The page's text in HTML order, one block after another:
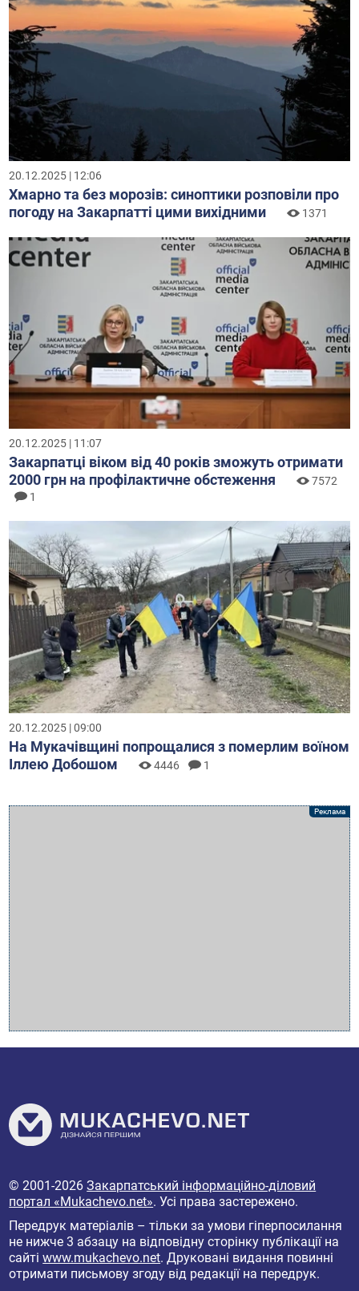
20.12.2025 | 12:06
Хмарно та без морозів: синоптики розповіли про
погоду на Закарпатті цими вихідними
1371
20.12.2025 | 11:07
Закарпатці віком від 40 років зможуть отримати
2000 грн на профілактичне обстеження
7572
1
20.12.2025 | 09:00
На Мукачівщині попрощалися з померлим воїном
Іллею Добошом
4446 1
© 2001-2026Закарпатський інформаційно-діловий
портал «Mukachevo.net». Усі права застережено.
Передрук матеріалів – тільки за умови гіперпосилання
не нижче 3 абзацу на відповідну сторінку публікації на
сайтіwww.mukachevo.net. Друковані видання повинні
отримати письмову згоду від редакції на передрук.